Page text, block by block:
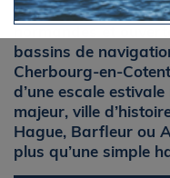
Face aux côtes
normandes et
bassins de
Cherbourg-en-
d’une escale
majeur, ville
Hague, Barfleur ou
plus qu’une simple